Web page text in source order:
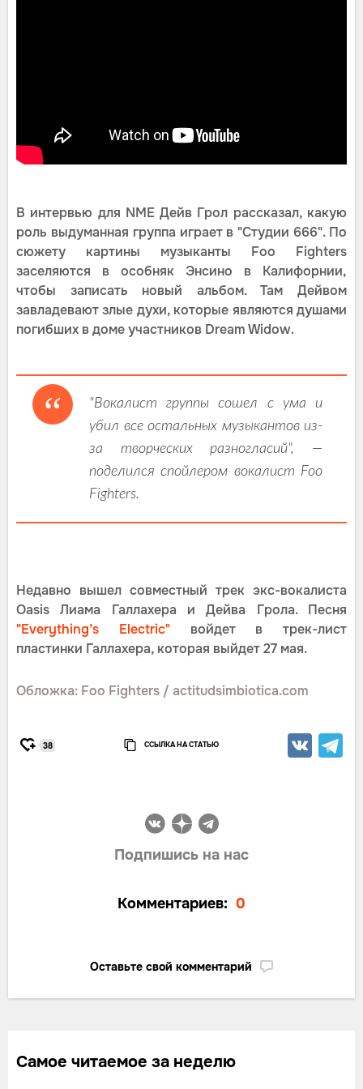
В интервью для NME Дейв Грол рассказал, какую
роль выдуманная группа играет в "Студии 666". По
сюжету картины музыканты Foo Fighters
заселяются в особняк Энсино в Калифорнии,
чтобы записать новый альбом. Там Дейвом
завладевают злые духи, которые являются душами
погибших в доме участников Dream Widow.
"Вокалист группы сошел с ума и
убил все остальных музыкантов из-
за творческих разногласий", —
поделился спойлером вокалист Foo
Fighters.
Недавно вышел совместный трек экс-вокалиста
Oasis Лиама Галлахера и Дейва Грола. Песня
"Everything’s Electric"войдет в трек-лист
пластинки Галлахера, которая выйдет 27 мая.
Обложка: Foo Fighters / actitudsimbiotica.com
38 ССЫЛКА НА СТАТЬЮ
Подпишись на нас
Комментариев: 0
Оставьте свой комментарий
Самое читаемое за неделю